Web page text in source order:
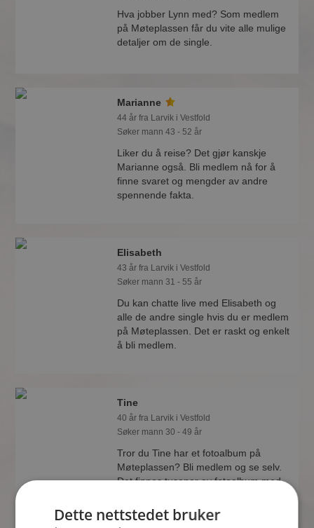
Hva jobber Lynn med? Som medlem
på Møteplassen får du vite alle mulige
detaljer om de single.
Marianne
44 år fra Larvik i Vestfold
Søker mann 43 - 52 år
Liker du å reise? Det gjør kanskje
Marianne også. Bli medlem nå for å
finne svaret og mengder av andre
spennende fakta.
Elisabeth
43 år fra Larvik i Vestfold
Søker mann 31 - 55 år
Du kan chatte live med Elisabeth og
alle de andre single hvis du er medlem
på Møteplassen. Det er raskt og enkelt
å bli medlem.
Tine
40 år fra Larvik i Vestfold
Søker mann 30 - 49 år
Tror du Tine har et fotoalbum på
Møteplassen? Bli medlem og se selv.
Det finnes tusener av fotoalbum med
Dette nettstedet bruker